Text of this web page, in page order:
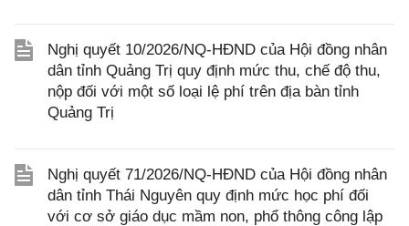
Nghị quyết 10/2026/NQ-HĐND của Hội đồng nhân
dân tỉnh Quảng Trị quy định mức thu, chế độ thu,
nộp đối với một số loại lệ phí trên địa bàn tỉnh
Quảng Trị
Nghị quyết 71/2026/NQ-HĐND của Hội đồng nhân
dân tỉnh Thái Nguyên quy định mức học phí đối
với cơ sở giáo dục mầm non, phổ thông công lập